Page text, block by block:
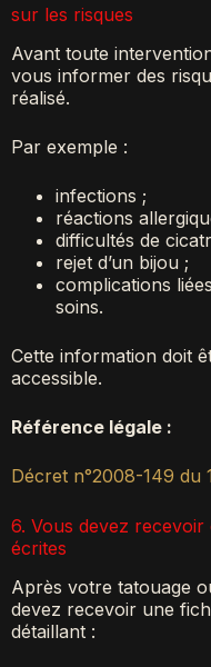
sur les risques
Avant toute
vous informer des
réalisé.
Par exemple :
infections ;
réactions
difficultés de
rejet d’un bijou ;
complications
soins.
Cette information doit
accessible.
Référence légale :
Décret n°2008-149 du
6. Vous devez recevoir
écrites
Après votre tatouage
devez recevoir une
détaillant :